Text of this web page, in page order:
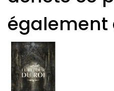
également